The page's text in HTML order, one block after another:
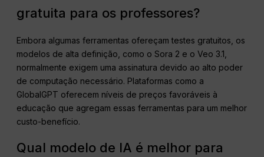
gratuita para os professores?
Embora algumas ferramentas ofereçam testes gratuitos, os
modelos de alta definição, como o Sora 2 e o Veo 3.1,
normalmente exigem uma assinatura devido ao alto poder
de computação necessário. Plataformas como a
GlobalGPT oferecem níveis de preços favoráveis à
educação que agregam essas ferramentas para um melhor
custo-benefício.
Qual modelo de IA é melhor para